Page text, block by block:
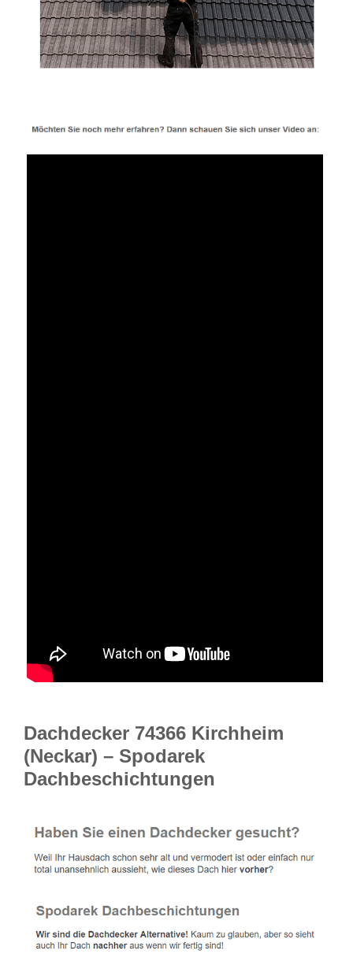
Dachdecker 74366 Kirchheim
(Neckar) – Spodarek
Dachbeschichtungen